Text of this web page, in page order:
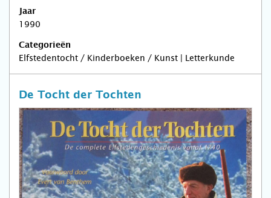
Jaar
1990
Categorieën
Elfstedentocht / Kinderboeken / Kunst | Letterkunde
De Tocht der Tochten